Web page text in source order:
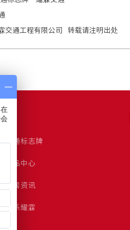
交通工程有限公司 转载请注明出处
交通标志牌
产品中心
新闻资讯
联系耀霖